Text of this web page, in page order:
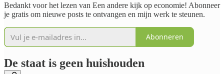
Bedankt voor het lezen van Een andere kijk op economie! Abonneer
je gratis om nieuwe posts te ontvangen en mijn werk te steunen.
Abonneren
De staat is geen huishouden